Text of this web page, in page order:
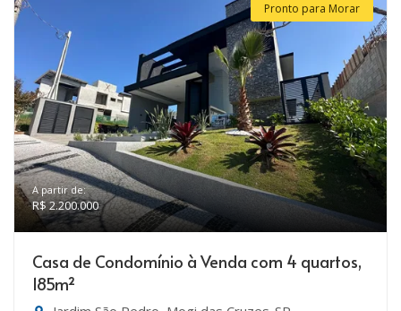
Pronto para Morar
A partir de:
R$ 2.200.000
Casa de Condomínio à Venda com 4 quartos,
185m²